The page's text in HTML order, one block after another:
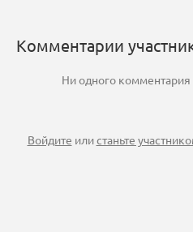
Комментарии
Ни одного
Войдите илистаньте